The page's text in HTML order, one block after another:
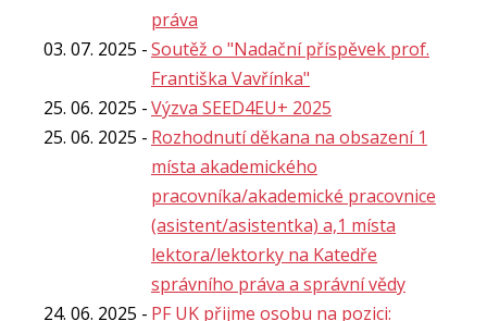
práva
03. 07. 2025
Soutěž o "Nadační příspěvek prof.
Františka Vavřínka"
25. 06. 2025
Výzva SEED4EU+ 2025
25. 06. 2025
Rozhodnutí děkana na obsazení 1
místa akademického
pracovníka/akademické pracovnice
(asistent/asistentka) a,1 místa
lektora/lektorky na Katedře
správního práva a správní vědy
24. 06. 2025
PF UK přijme osobu na pozici: